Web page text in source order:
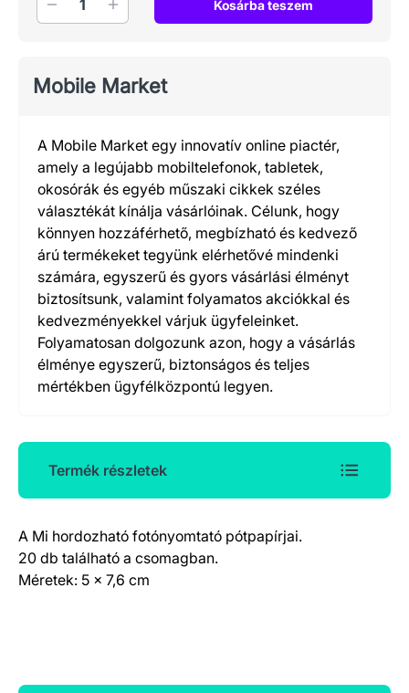
Kosárba teszem
Mobile Market
A Mobile Market egy innovatív online piactér,
amely a legújabb mobiltelefonok, tabletek,
okosórák és egyéb műszaki cikkek széles
választékát kínálja vásárlóinak. Célunk, hogy
könnyen hozzáférhető, megbízható és kedvező
árú termékeket tegyünk elérhetővé mindenki
számára, egyszerű és gyors vásárlási élményt
biztosítsunk, valamint folyamatos akciókkal és
kedvezményekkel várjuk ügyfeleinket.
Folyamatosan dolgozunk azon, hogy a vásárlás
élménye egyszerű, biztonságos és teljes
mértékben ügyfélközpontú legyen.
Termék részletek
Termék részletek
A Mi hordozható fotónyomtató pótpapírjai.
20 db található a csomagban.
Méretek: 5 x 7,6 cm